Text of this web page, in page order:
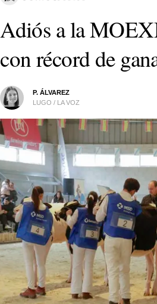
Adiós a la
con récord de
P. ÁLVAREZ
LUGO / LA VOZ